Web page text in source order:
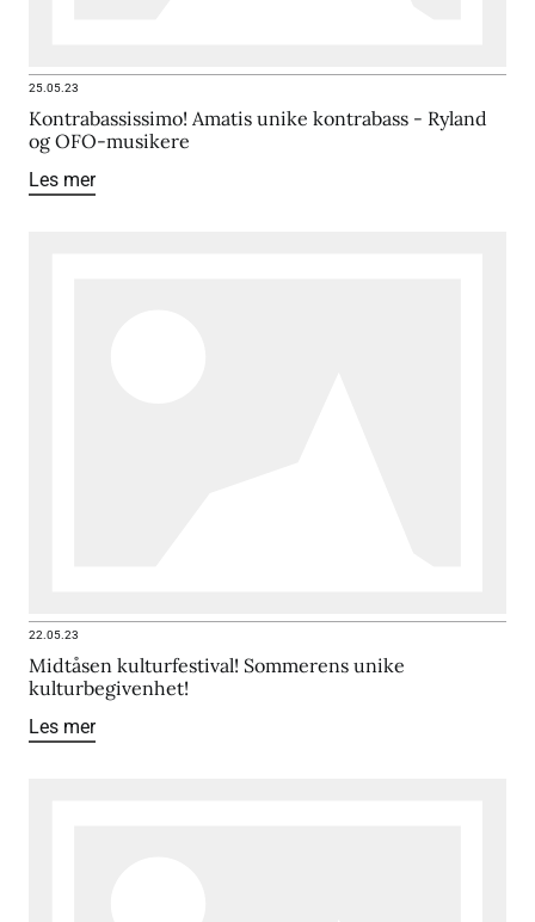
25.05.23
Kontrabassissimo! Amatis unike kontrabass - Ryland
og OFO-musikere
Les mer
22.05.23
Midtåsen kulturfestival! Sommerens unike
kulturbegivenhet!
Les mer